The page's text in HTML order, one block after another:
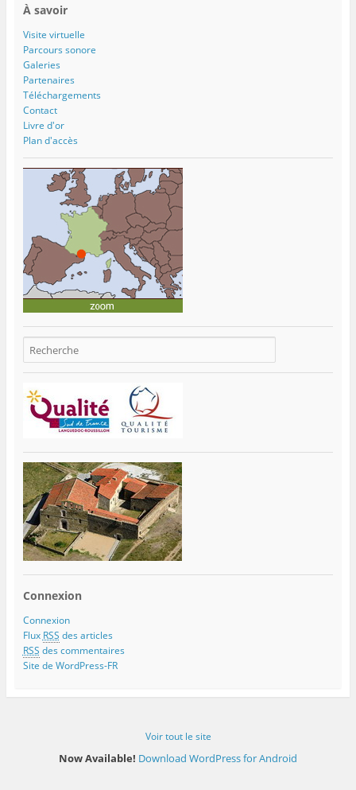
À savoir
Visite virtuelle
Parcours sonore
Galeries
Partenaires
Téléchargements
Contact
Livre d'or
Plan d'accès
Connexion
Connexion
Flux RSS des articles
RSS des commentaires
Site de WordPress-FR
Voir tout le site
Now Available! Download WordPress for Android